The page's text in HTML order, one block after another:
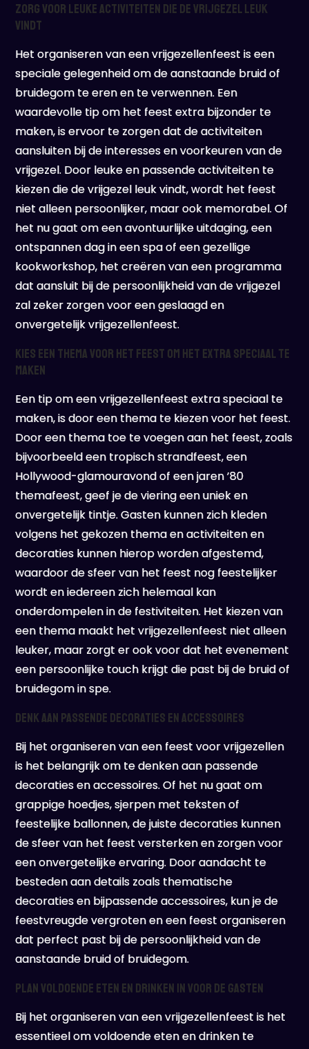
Zorg voor leuke activiteiten die de vrijgezel leuk
vindt
Het organiseren van een vrijgezellenfeest is een
speciale gelegenheid om de aanstaande bruid of
bruidegom te eren en te verwennen. Een
waardevolle tip om het feest extra bijzonder te
maken, is ervoor te zorgen dat de activiteiten
aansluiten bij de interesses en voorkeuren van de
vrijgezel. Door leuke en passende activiteiten te
kiezen die de vrijgezel leuk vindt, wordt het feest
niet alleen persoonlijker, maar ook memorabel. Of
het nu gaat om een avontuurlijke uitdaging, een
ontspannen dag in een spa of een gezellige
kookworkshop, het creëren van een programma
dat aansluit bij de persoonlijkheid van de vrijgezel
zal zeker zorgen voor een geslaagd en
onvergetelijk vrijgezellenfeest.
Kies een thema voor het feest om het extra speciaal te
maken
Een tip om een vrijgezellenfeest extra speciaal te
maken, is door een thema te kiezen voor het feest.
Door een thema toe te voegen aan het feest, zoals
bijvoorbeeld een tropisch strandfeest, een
Hollywood-glamouravond of een jaren ’80
themafeest, geef je de viering een uniek en
onvergetelijk tintje. Gasten kunnen zich kleden
volgens het gekozen thema en activiteiten en
decoraties kunnen hierop worden afgestemd,
waardoor de sfeer van het feest nog feestelijker
wordt en iedereen zich helemaal kan
onderdompelen in de festiviteiten. Het kiezen van
een thema maakt het vrijgezellenfeest niet alleen
leuker, maar zorgt er ook voor dat het evenement
een persoonlijke touch krijgt die past bij de bruid of
bruidegom in spe.
Denk aan passende decoraties en accessoires
Bij het organiseren van een feest voor vrijgezellen
is het belangrijk om te denken aan passende
decoraties en accessoires. Of het nu gaat om
grappige hoedjes, sjerpen met teksten of
feestelijke ballonnen, de juiste decoraties kunnen
de sfeer van het feest versterken en zorgen voor
een onvergetelijke ervaring. Door aandacht te
besteden aan details zoals thematische
decoraties en bijpassende accessoires, kun je de
feestvreugde vergroten en een feest organiseren
dat perfect past bij de persoonlijkheid van de
aanstaande bruid of bruidegom.
Plan voldoende eten en drinken in voor de gasten
Bij het organiseren van een vrijgezellenfeest is het
essentieel om voldoende eten en drinken te